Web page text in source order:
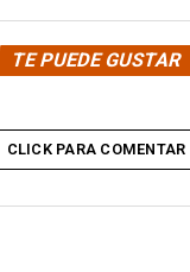
TE PUEDE GUSTAR
CLICK PARA COMENTAR